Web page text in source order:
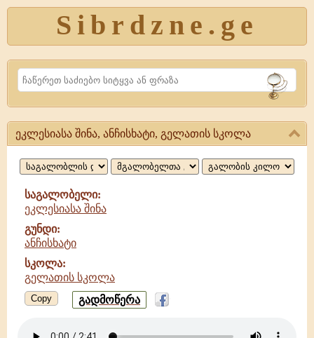
Sibrdzne.ge
Search
ეკლესიასა
შინა,
ანჩისხატი,
გელათის
სკოლა
ეკლესიასა შინა, ანჩისხატი, გელათის სკოლა
საგალობელი:
ეკლესიასა შინა
გუნდი:
ანჩისხატი
სკოლა:
გელათის სკოლა
Copy გადმოწერა